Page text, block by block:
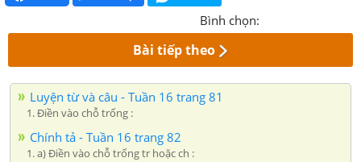
Bình chọn:
Bài tiếp theo
Luyện từ và câu - Tuần 16 trang 81
1. Điền vào chỗ trống :
Chính tả - Tuần 16 trang 82
1. a) Điền vào chỗ trống tr hoặc ch :